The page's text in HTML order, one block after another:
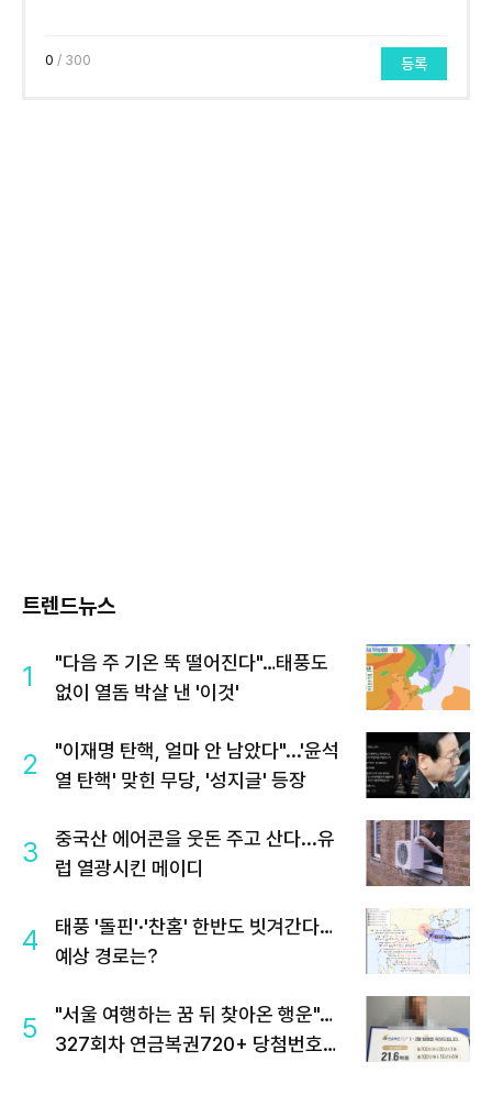
0 / 300 등록
트렌드뉴스
1
"다음 주 기온 뚝 떨어진다"…태풍도
없이 열돔 박살 낸 '이것'
2
"이재명 탄핵, 얼마 안 남았다"...'윤석
열 탄핵' 맞힌 무당, '성지글' 등장
3
중국산 에어콘을 웃돈 주고 산다...유
럽 열광시킨 메이디
4
태풍 '돌핀'·'찬홈' 한반도 빗겨간다…
예상 경로는?
5
"서울 여행하는 꿈 뒤 찾아온 행운"…
327회차 연금복권720+ 당첨번호조